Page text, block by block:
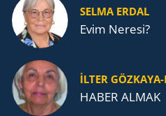
SELMA ERDAL
Evim Neresi?
İLTER
HABER ALMAK